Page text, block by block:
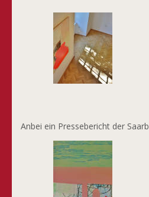
Anbei ein Pressebericht der